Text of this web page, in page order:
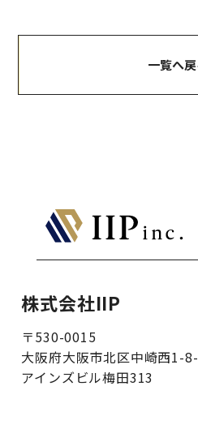
一覧へ
株式会社IIP
〒530-0015
大阪府大阪市北区中崎西1-
アインズビル梅田313